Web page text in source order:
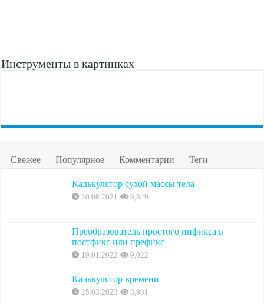
Инструменты в картинках
Свежее Популярное Комментарии Теги
Калькулятор сухой массы тела
20.08.2021 9,349
Преобразователь простого инфикса в
постфикс или префикс
19.01.2022 9,022
Калькулятор времени
25.03.2023 8,981